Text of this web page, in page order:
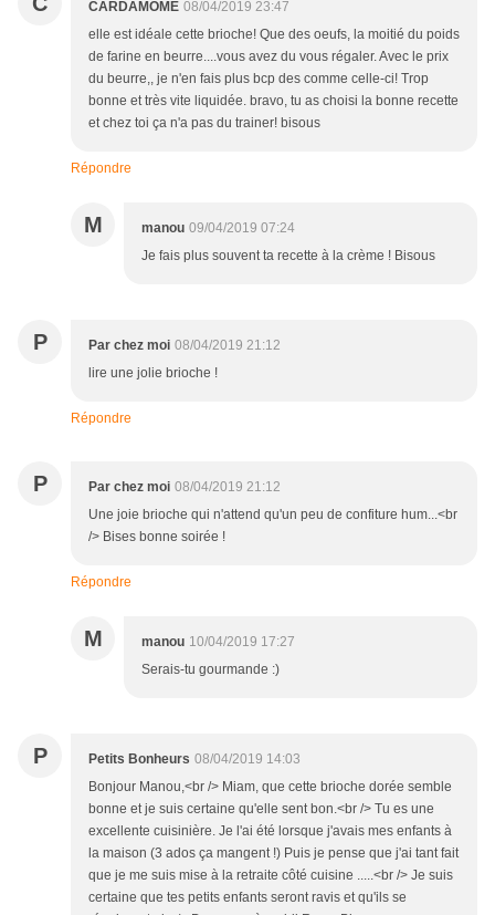
CARDAMOME 08/04/2019 23:47
elle est idéale cette brioche! Que des oeufs, la moitié du poids
de farine en beurre....vous avez du vous régaler. Avec le prix
du beurre,, je n'en fais plus bcp des comme celle-ci! Trop
bonne et très vite liquidée. bravo, tu as choisi la bonne recette
et chez toi ça n'a pas du trainer! bisous
Répondre
M manou 09/04/2019 07:24
Je fais plus souvent ta recette à la crème ! Bisous
P Par chez moi 08/04/2019 21:12
lire une jolie brioche !
Répondre
P Par chez moi 08/04/2019 21:12
Une joie brioche qui n'attend qu'un peu de confiture hum...<br
/> Bises bonne soirée !
Répondre
M manou 10/04/2019 17:27
Serais-tu gourmande :)
P Petits Bonheurs 08/04/2019 14:03
Bonjour Manou,<br /> Miam, que cette brioche dorée semble
bonne et je suis certaine qu'elle sent bon.<br /> Tu es une
excellente cuisinière. Je l'ai été lorsque j'avais mes enfants à
la maison (3 ados ça mangent !) Puis je pense que j'ai tant fait
que je me suis mise à la retraite côté cuisine .....<br /> Je suis
certaine que tes petits enfants seront ravis et qu'ils se